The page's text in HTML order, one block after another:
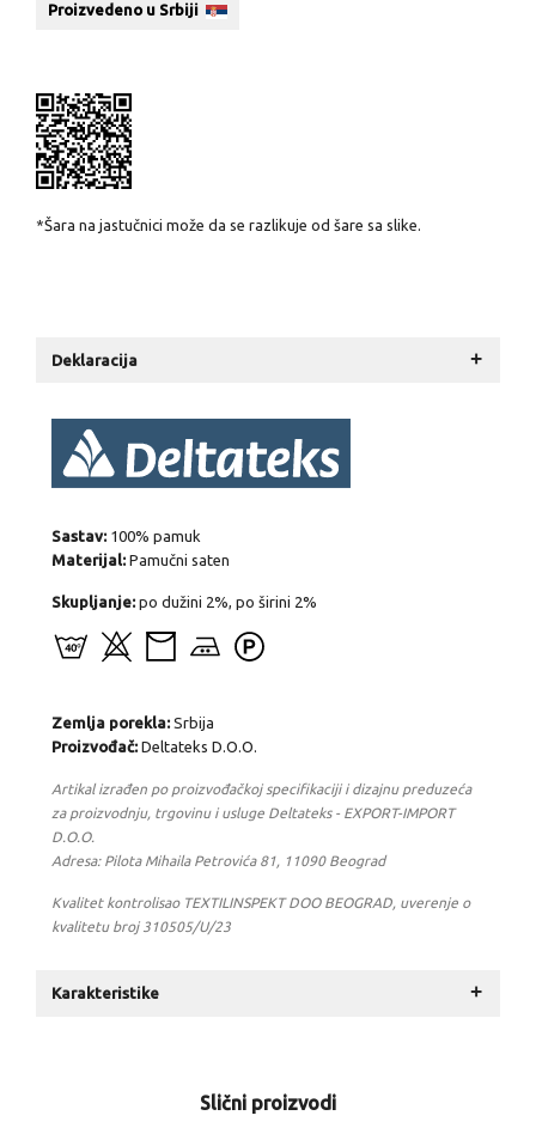
Proizvedeno u Srbiji
*Šara na jastučnici može da se razlikuje od šare sa slike.
Deklaracija +
Sastav:100% pamuk
Materijal:Pamučni saten
Skupljanje:po dužini 2%, po širini 2%
Zemlja porekla:Srbija
Proizvođač:Deltateks D.O.O.
Artikal izrađen po proizvođačkoj specifikaciji i dizajnu preduzeća
za proizvodnju, trgovinu i usluge Deltateks - EXPORT-IMPORT
D.O.O.
Adresa: Pilota Mihaila Petrovića 81, 11090 Beograd
Kvalitet kontrolisao TEXTILINSPEKT DOO BEOGRAD, uverenje o
kvalitetu broj 310505/U/23
Karakteristike +
Slični proizvodi